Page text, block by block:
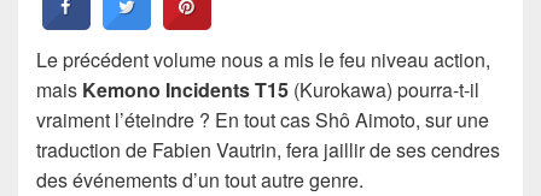
Le précédent volume nous a mis le feu niveau action,
mais Kemono Incidents T15 (Kurokawa) pourra-t-il
vraiment l’éteindre ? En tout cas Shô Aimoto, sur une
traduction de Fabien Vautrin, fera jaillir de ses cendres
des événements d’un tout autre genre.